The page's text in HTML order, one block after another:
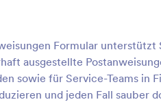
Formular
ausgestellte
sowie für Service-Teams in
und jeden Fall sauber